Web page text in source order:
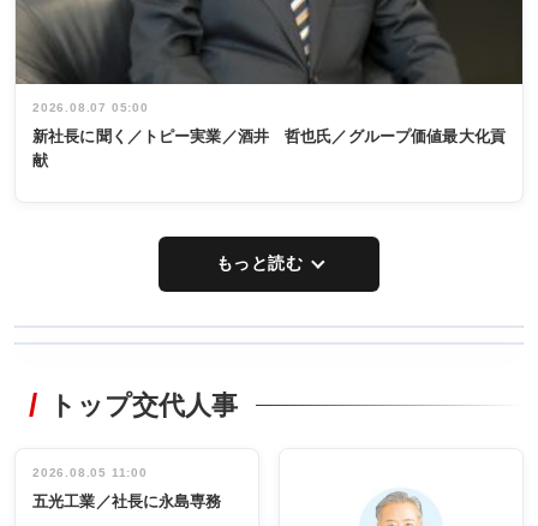
2026.08.07 05:00
新社長に聞く／トピー実業／酒井 哲也氏／グループ価値最大化貢
献
もっと読む
非鉄業界で
インタビュ
ー／社内ア
タックトレー
祝う 業界関
係者ら220人
出席
トップ交代人事
2026.08.05 11:00
五光工業／社長に永島専務